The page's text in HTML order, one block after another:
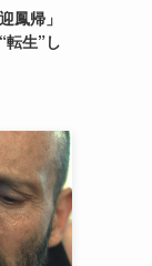
鳳帰」
生”し